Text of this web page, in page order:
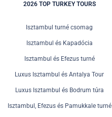
2026 TOP TURKEY TOURS
Isztambul turné csomag
Isztambul és Kapadócia
Isztambul és Efezus turné
Luxus Isztambul és Antalya Tour
Luxus Isztambul és Bodrum túra
Isztambul, Efezus és Pamukkale turné